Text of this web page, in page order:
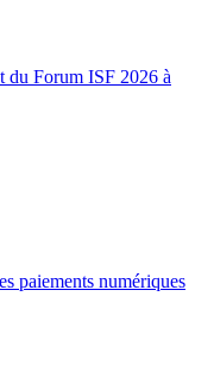
du Forum ISF 2026 à
paiements numériques